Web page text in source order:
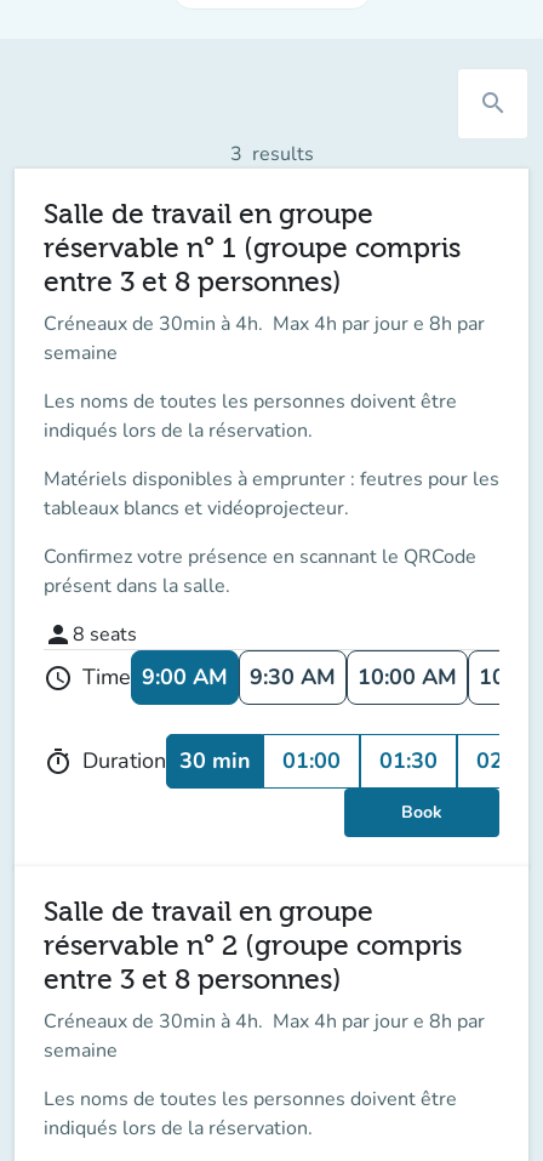
search
3 results
Salle de travail en groupe
réservable n° 1 (groupe compris
entre 3 et 8 personnes)
Créneaux de 30min à 4h. Max 4h par jour e 8h par
semaine
Les noms de toutes les personnes doivent être
indiqués lors de la réservation.
Matériels disponibles à emprunter : feutres pour les
tableaux blancs et vidéoprojecteur.
Confirmez votre présence en scannant le QRCode
présent dans la salle.
person8 seats
schedule Time 9:00 AM 9:30 AM 10:00 AM
timer Duration 30 min 01:00 01:30 02:00
Book
Salle de travail en groupe
réservable n° 2 (groupe compris
entre 3 et 8 personnes)
Créneaux de 30min à 4h. Max 4h par jour e 8h par
semaine
Les noms de toutes les personnes doivent être
indiqués lors de la réservation.